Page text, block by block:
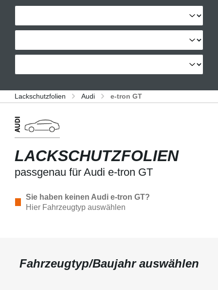
Lackschutzfolien Audi e-tron GT
LACKSCHUTZFOLIEN
passgenau für Audi e-tron GT
Sie haben keinen Audi e-tron GT?
Hier Fahrzeugtyp auswählen
Fahrzeugtyp/Baujahr auswählen